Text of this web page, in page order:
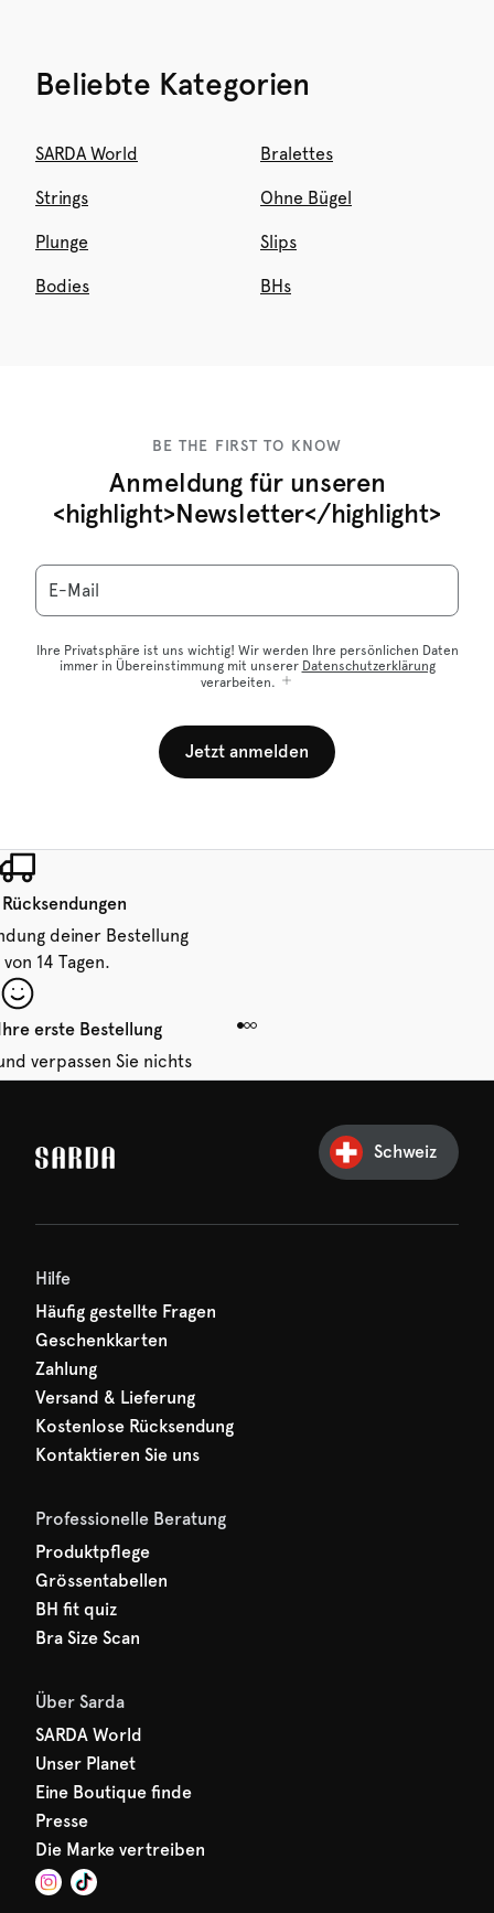
Beliebte Kategorien
SARDA World Bralettes
Strings Ohne Bügel
Plunge Slips
Bodies BHs
BE THE FIRST TO KNOW
Anmeldung für unseren
<highlight>Newsletter</highlight>
E-Mail
Ihre Privatsphäre ist uns wichtig! Wir werden Ihre persönlichen Daten
immer in Übereinstimmung mit unserer Datenschutzerklärung
verarbeiten.
Jetzt anmelden
deiner Bestellung
14 Tagen.
erste Bestellung
verpassen Sie nichts
erster Rabatt wartet
Schweiz
Hilfe
Häufig gestellte Fragen
Geschenkkarten
Zahlung
Versand & Lieferung
Kostenlose Rücksendung
Kontaktieren Sie uns
Professionelle Beratung
Produktpflege
Grössentabellen
BH fit quiz
Bra Size Scan
Über Sarda
SARDA World
Unser Planet
Eine Boutique finde
Presse
Die Marke vertreiben